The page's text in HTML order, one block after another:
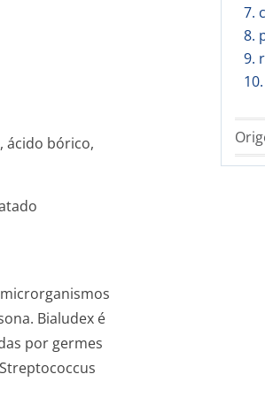
7.
8.
9.
ácido bórico,
Bialudex é
por germes
Streptococcus